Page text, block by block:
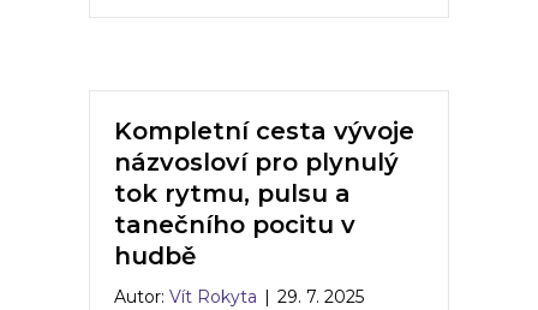
Kompletní cesta vývoje
názvosloví pro plynulý
tok rytmu, pulsu a
tanečního pocitu v
hudbě
Autor: Vít Rokyta
29. 7. 2025